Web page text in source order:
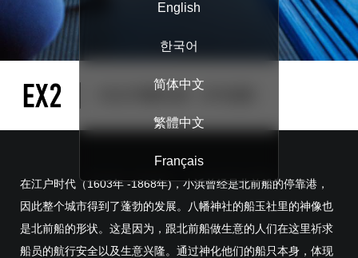
在江户时代（1603年 -1868年)，小浜曾经是北前船的停靠港，
因此整个城市得到了蓬勃的发展。八幡神社的船玉社里的神像也
是北前船的形状。这是因为，跟北前船做生意的人们在这里祈求
船员的航行安全以及生意兴隆。通过神化他们的船只本身，体现
English
한국어
简体中文
繁體中文
Français